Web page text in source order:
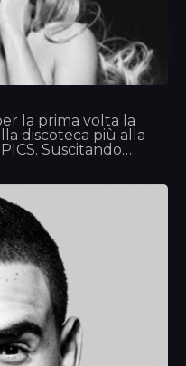
la prima volta la
discoteca più alla
Suscitando
stile Hilton che